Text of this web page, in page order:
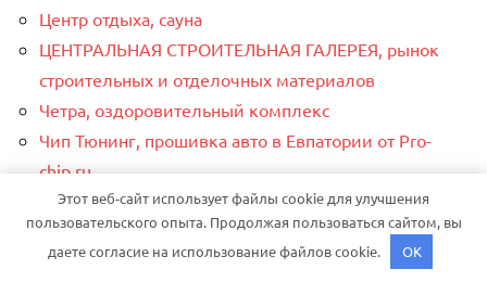
Центр отдыха, сауна
ЦЕНТРАЛЬНАЯ СТРОИТЕЛЬНАЯ ГАЛЕРЕЯ, рынок
строительных и отделочных материалов
Четра, оздоровительный комплекс
Чип Тюнинг, прошивка авто в Евпатории от Pro-
chip.ru
Чувашия, оздоровительный центр
ШинБатя, автотехцентр
Шиномонтаж
Этот веб-сайт использует файлы cookie для улучшения
пользовательского опыта. Продолжая пользоваться сайтом, вы
даете согласие на использование файлов cookie.
OK